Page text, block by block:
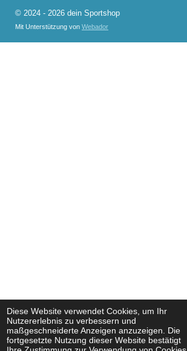
Diese Website verwendet Cookies, um Ihr
Nutzererlebnis zu verbessern und
maßgeschneiderte Anzeigen anzuzeigen. Die
fortgesetzte Nutzung dieser Website bestätigt
© 2024 - 2026 dein Sportshop
Mit Unterstützung von Webador